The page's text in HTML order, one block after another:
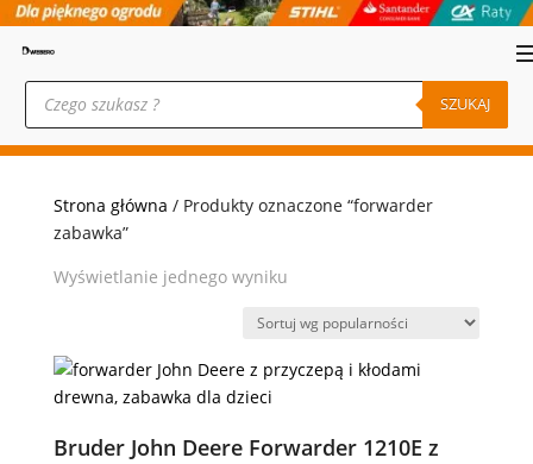
Wyszukiwarka
produktów SZUKAJ
Strona główna / Produkty oznaczone “forwarder
zabawka”
Wyświetlanie jednego wyniku
Bruder John Deere Forwarder 1210E z